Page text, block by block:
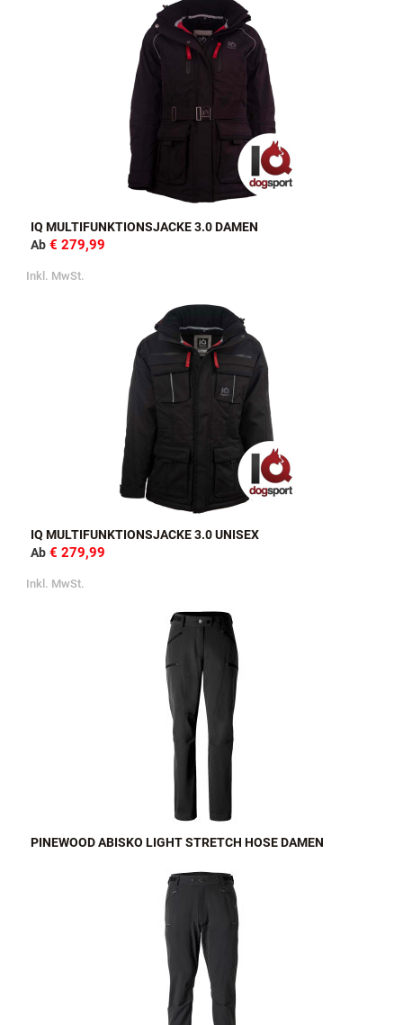
IQ MULTIFUNKTIONSJACKE 3.0 DAMEN
Ab € 279,99
Inkl. MwSt.
IQ MULTIFUNKTIONSJACKE 3.0 UNISEX
Ab € 279,99
Inkl. MwSt.
PINEWOOD ABISKO LIGHT STRETCH HOSE DAMEN